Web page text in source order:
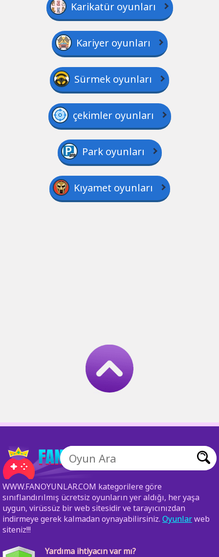
Karikatür oyunları
Kariyer oyunları
Sürmek oyunları
çekimler oyunları
Park oyunları
Kıyamet oyunları
WWW.FANOYUNLAR.COM kategorilere göre
sınıflandırılmış ücretsiz oyunların yer aldığı, her yaşa
uygun, virüssüz bir web sitesidir ve tarayıcınızdan
indirmeye gerek kalmadan oynayabilirsiniz. Oyunlarweb
siteniz!!!
Yardıma ihtiyacın var mı?